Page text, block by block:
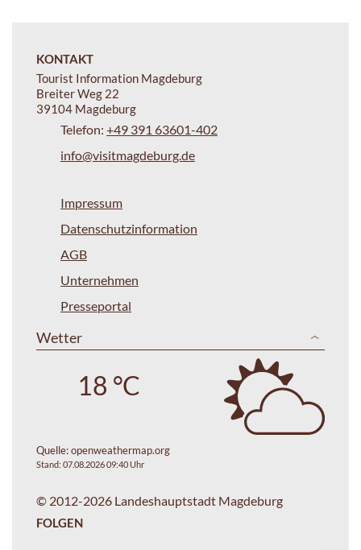
KONTAKT
Tourist Information Magdeburg
Breiter Weg 22
39104 Magdeburg
Telefon: +49 391 63601-402
info@visitmagdeburg.de
Impressum
Datenschutzinformation
AGB
Unternehmen
Presseportal
Wetter
18 °C
Quelle:openweathermap.org
Stand: 07.08.2026 09:40 Uhr
© 2012-2026 Landeshauptstadt Magdeburg
FOLGEN